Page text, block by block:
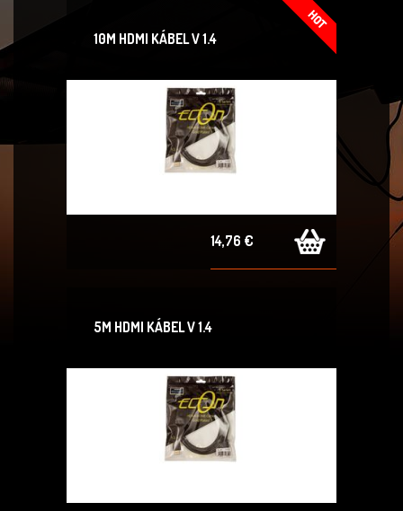
10M HDMI KÁBEL V 1.4
14,76 €
5M HDMI KÁBEL V 1.4